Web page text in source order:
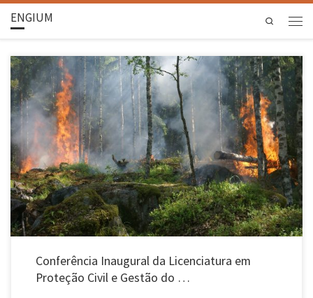
ENGIUM Search
Projeto conjunto do ICS e da Escola de Engenharia, constitui a primeira licenciatura na área
da Proteção Civil e Gestão do Território a funcionar no ensino universitário público de
Portugal continental e arrancou este ano letivo com 20 alunos. Teve lugar no dia 28 de
novembro, a Conferência Inaugural da […]
Conferência Inaugural da Licenciatura em
Proteção Civil e Gestão do …